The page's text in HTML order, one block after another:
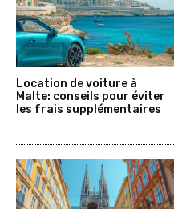
Location de voiture à
Malte: conseils pour éviter
les frais supplémentaires